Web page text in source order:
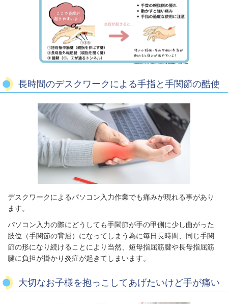
長時間のデスクワークによる手指と手関節の酷使
デスクワークによるパソコン入力作業でも痛みが現れる事があり
ます。
パソコン入力の際にどうしても手関節が手の甲側に少し曲がった
肢位（手関節の背屈）になってしまう為に毎日長時間、同じ手関
節の形になり続けることにより当然、短母指屈筋腱や長母指屈筋
腱に負担が掛かり炎症が起きてしまいます。
大切なお子様を抱っこしてあげたいけど手が痛い